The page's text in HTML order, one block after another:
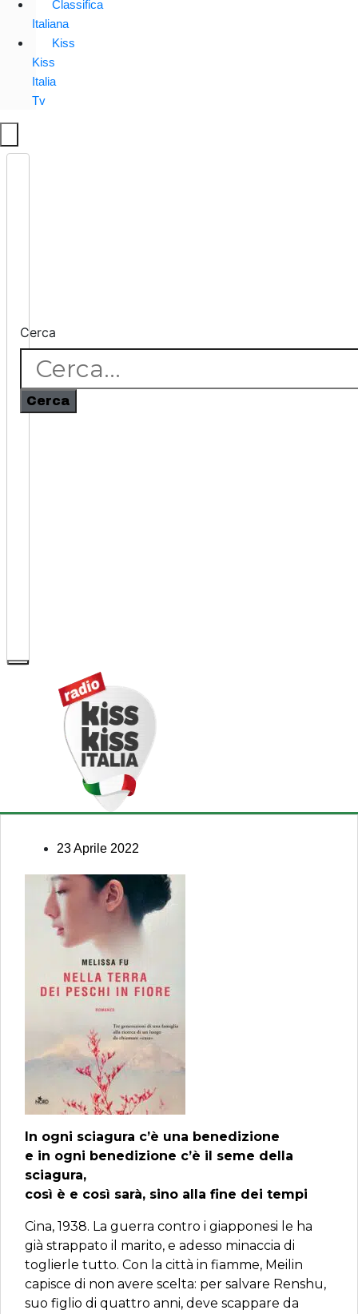
Classifica
Italiana
Kiss
Kiss
Italia
Tv
Cerca
Cerca
23 Aprile 2022
In ogni sciagura c’è una benedizione
e in ogni benedizione c’è il seme della
sciagura,
così è e così sarà, sino alla fine dei tempi
Cina, 1938. La guerra contro i giapponesi le ha
già strappato il marito, e adesso minaccia di
toglierle tutto. Con la città in fiamme, Meilin
capisce di non avere scelta: per salvare Renshu,
suo figlio di quattro anni, deve scappare da